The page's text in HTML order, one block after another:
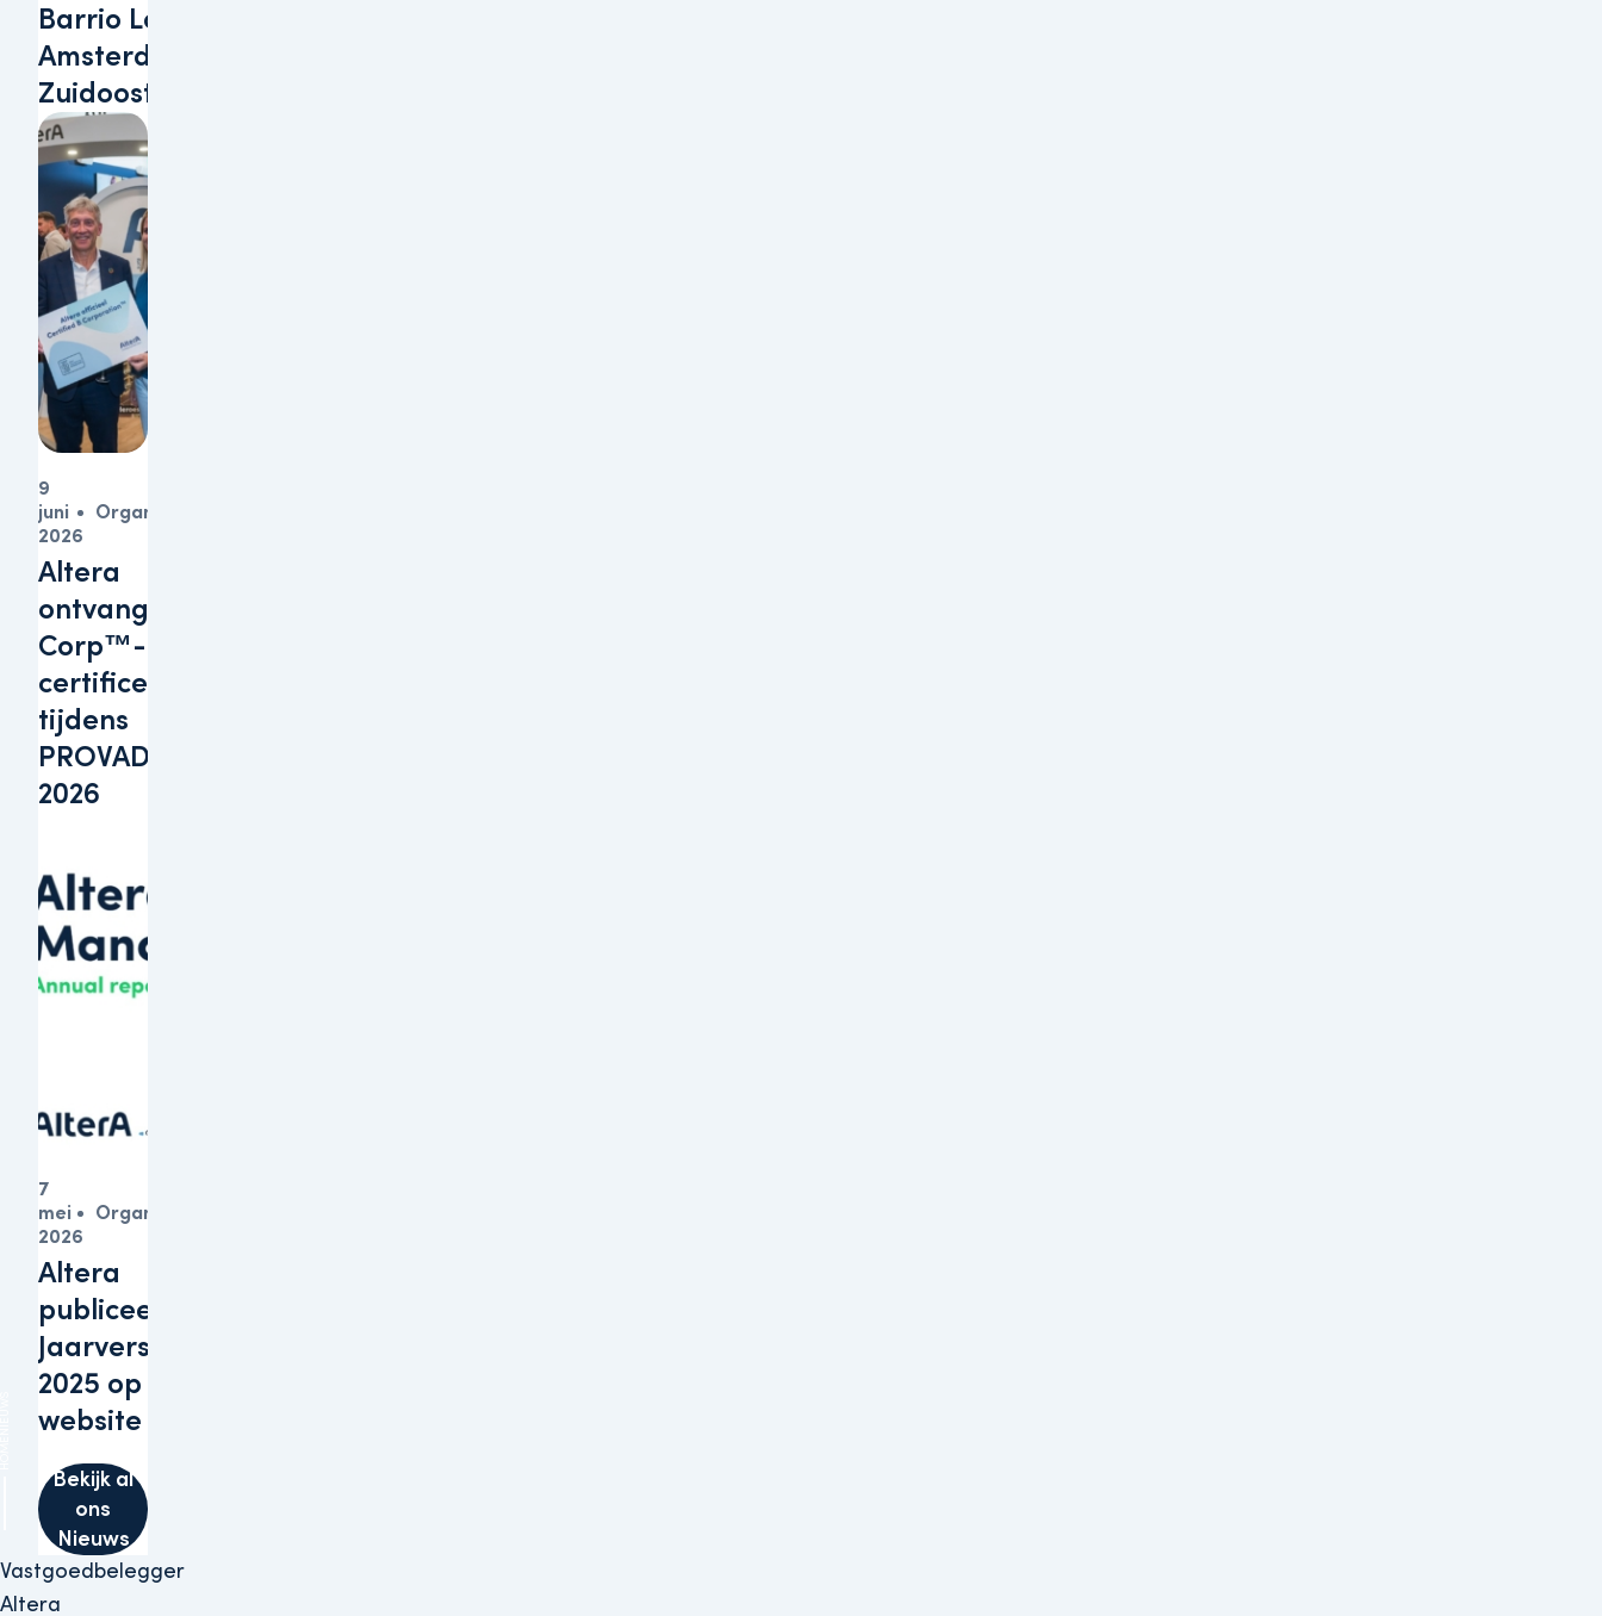
Vastgoedbelegger
Altera
Barrio Lobi te
Amsterdam-
Zuidoost
Altera
ontvangt B
Corp™-
certificering
tijdens
PROVADA
2026
9
juni
2026
Organisatie
Altera
publiceert
Jaarverslagen
2025 op haar
website
7
mei
2026
Organisatie
Bekijk al
ons
Nieuws